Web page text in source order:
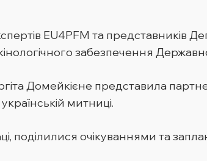
EU4PFM та представників
забезпечення
Домейкієне представила
митниці.
поділилися очікуваннями та